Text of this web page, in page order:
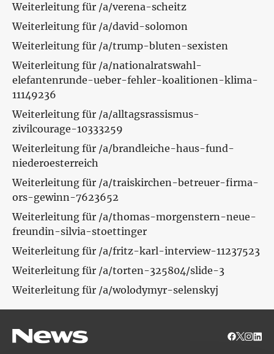
Weiterleitung für /a/verena-scheitz
Weiterleitung für /a/david-solomon
Weiterleitung für /a/trump-bluten-sexisten
Weiterleitung für /a/nationalratswahl-
elefantenrunde-ueber-fehler-koalitionen-klima-
11149236
Weiterleitung für /a/alltagsrassismus-
zivilcourage-10333259
Weiterleitung für /a/brandleiche-haus-fund-
niederoesterreich
Weiterleitung für /a/traiskirchen-betreuer-firma-
ors-gewinn-7623652
Weiterleitung für /a/thomas-morgenstern-neue-
freundin-silvia-stoettinger
Weiterleitung für /a/fritz-karl-interview-11237523
Weiterleitung für /a/torten-325804/slide-3
Weiterleitung für /a/wolodymyr-selenskyj